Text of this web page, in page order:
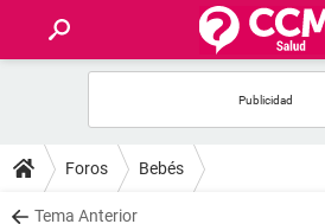
FOROS
SALUD
Foros Bebés
Tema Anterior